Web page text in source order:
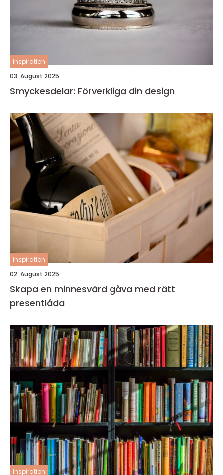
inspiration
03. August 2025
Smyckesdelar: Förverkliga din design
inspiration
02. August 2025
Skapa en minnesvärd gåva med rätt
presentlåda
inspiration